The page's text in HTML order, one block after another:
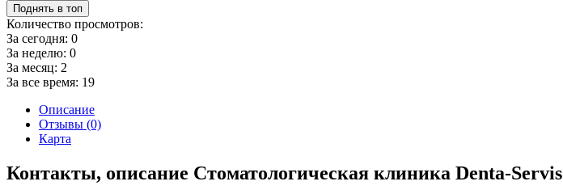
Поднять в топ
Количество просмотров:
За сегодня: 0
За неделю: 0
За месяц: 2
За все время: 19
Описание
Отзывы (0)
Карта
Контакты, описание Стоматологическая клиника Denta-Servis